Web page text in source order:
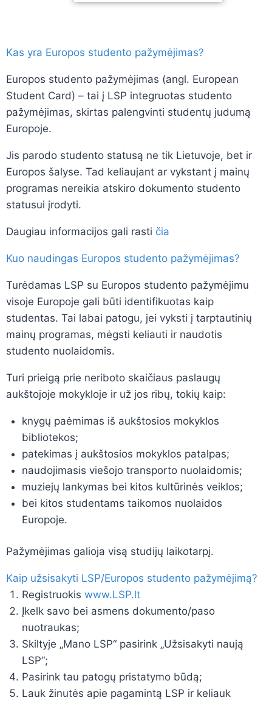
Kas yra Europos studento pažymėjimas?
Europos studento pažymėjimas (angl. European
Student Card) – tai į LSP integruotas studento
pažymėjimas, skirtas palengvinti studentų judumą
Europoje.
Jis parodo studento statusą ne tik Lietuvoje, bet ir
Europos šalyse. Tad keliaujant ar vykstant į mainų
programas nereikia atskiro dokumento studento
statusui įrodyti.
Daugiau informacijos gali rasti čia
Kuo naudingas Europos studento pažymėjimas?
Turėdamas LSP su Europos studento pažymėjimu
visoje Europoje gali būti identifikuotas kaip
studentas. Tai labai patogu, jei vyksti į tarptautinių
mainų programas, mėgsti keliauti ir naudotis
studento nuolaidomis.
Turi prieigą prie neriboto skaičiaus paslaugų
aukštojoje mokykloje ir už jos ribų, tokių kaip:
knygų paėmimas iš aukštosios mokyklos
bibliotekos;
patekimas į aukštosios mokyklos patalpas;
naudojimasis viešojo transporto nuolaidomis;
muziejų lankymas bei kitos kultūrinės veiklos;
bei kitos studentams taikomos nuolaidos
Europoje.
Pažymėjimas galioja visą studijų laikotarpį.
Kaip užsisakyti LSP/Europos studento pažymėjimą?
Registruokis www.LSP.lt
Įkelk savo bei asmens dokumento/paso
nuotraukas;
Skiltyje „Mano LSP“ pasirink „Užsisakyti naują
LSP“;
Pasirink tau patogų pristatymo būdą;
Lauk žinutės apie pagamintą LSP ir keliauk